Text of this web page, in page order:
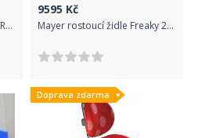
DĚTSKÁ ROSTOUCÍ ŽIDLE JITRO PLUS RŮŽOVÁ
9595 Kč
Mayer rostoucí židle Freaky 2436 08 462
Doprava zdarma